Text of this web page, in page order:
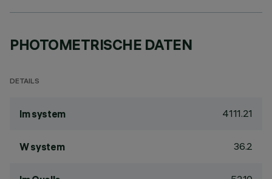
PHOTOMETRISCHE DATEN
DETAILS
lm system 4111.21
W system 36.2